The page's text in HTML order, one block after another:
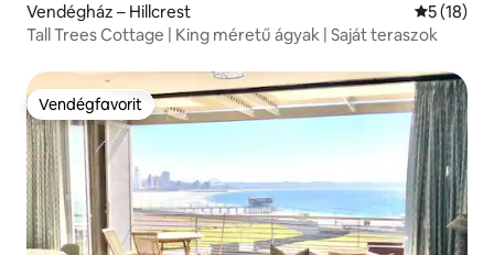
Vendégház – Hillcrest Átlagos
5 (18)
Tall Trees Cottage | King méretű ágyak | Saját teraszok
Vendégfavorit
Vendégfavorit